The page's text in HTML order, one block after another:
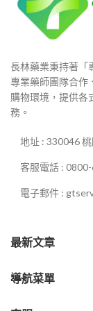
長林藥業秉持著「
專業藥師團隊合作
購物環境，提供各
務。
地址 : 330046
客服電話 :
電子郵件 :
最新文章
導航菜單